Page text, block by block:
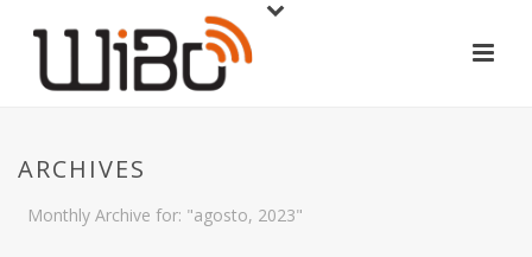
ARCHIVES
Monthly Archive for: "agosto, 2023"